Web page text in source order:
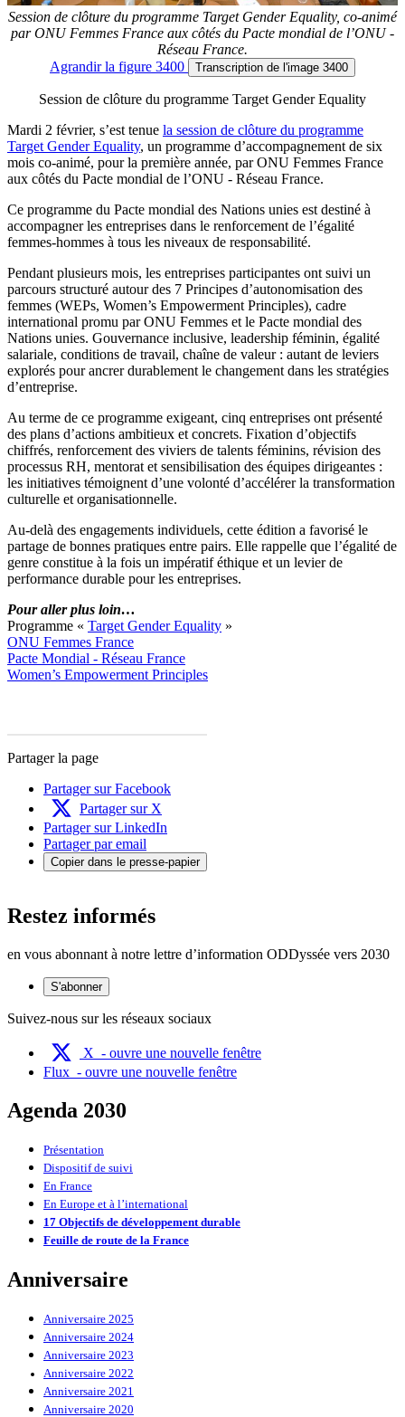
Session de clôture du programme Target Gender Equality, co-animé
par ONU Femmes France aux côtés du Pacte mondial de l’ONU -
Réseau France.
Agrandirla figure 3400 Transcription de l'image 3400
Session de clôture du programme Target Gender Equality
Mardi 2 février, s’est tenue la session de clôture du programme
Target Gender Equality, un programme d’accompagnement de six
mois co-animé, pour la première année, par ONU Femmes France
aux côtés du Pacte mondial de l’ONU - Réseau France.
Ce programme du Pacte mondial des Nations unies est destiné à
accompagner les entreprises dans le renforcement de l’égalité
femmes-hommes à tous les niveaux de responsabilité.
Pendant plusieurs mois, les entreprises participantes ont suivi un
parcours structuré autour des 7 Principes d’autonomisation des
femmes (WEPs, Women’s Empowerment Principles), cadre
international promu par ONU Femmes et le Pacte mondial des
Nations unies. Gouvernance inclusive, leadership féminin, égalité
salariale, conditions de travail, chaîne de valeur : autant de leviers
explorés pour ancrer durablement le changement dans les stratégies
d’entreprise.
Au terme de ce programme exigeant, cinq entreprises ont présenté
des plans d’actions ambitieux et concrets. Fixation d’objectifs
chiffrés, renforcement des viviers de talents féminins, révision des
processus RH, mentorat et sensibilisation des équipes dirigeantes :
les initiatives témoignent d’une volonté d’accélérer la transformation
culturelle et organisationnelle.
Au-delà des engagements individuels, cette édition a favorisé le
partage de bonnes pratiques entre pairs. Elle rappelle que l’égalité de
genre constitue à la fois un impératif éthique et un levier de
performance durable pour les entreprises.
Pour aller plus loin…
Programme « Target Gender Equality »
ONU Femmes France
Pacte Mondial - Réseau France
Women’s Empowerment Principles
Partager la page
Partager sur Facebook
Partager sur X
Partager sur LinkedIn
Partager par email
Copier dans le presse-papier
Restez informés
en vous abonnant à notre lettre d’information ODDyssée vers 2030
S'abonner
Suivez-nous sur les réseaux sociaux
X - ouvre une nouvelle fenêtre
Flux - ouvre une nouvelle fenêtre
Agenda 2030
Présentation
Dispositif de suivi
En France
En Europe et à l’international
17 Objectifs de développement durable
Feuille de route de la France
Anniversaire
Anniversaire 2025
Anniversaire 2024
Anniversaire 2023
Anniversaire 2022
Anniversaire 2021
Anniversaire 2020